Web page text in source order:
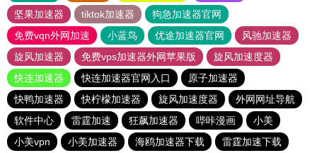
坚果加速器
tiktok加速器
狗急加速器官网
免费vqn外网加速
小蓝鸟 优途加速器官网
风驰加速器
旋风加速器
免费vps加速器外网苹果版
旋风加速度器
快连加速器
快连加速器官网入口
原子加速器
快鸭加速器
快柠檬加速器 旋风加速度器
外网网址导航
软件中心
雷霆加速 狂飙加速器 哔咔漫画
小美
小美vpn
小美加速器 海鸥加速器下载 雷霆加速下载